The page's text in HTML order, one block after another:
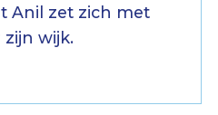
Anil zet zich met
zijn wijk.